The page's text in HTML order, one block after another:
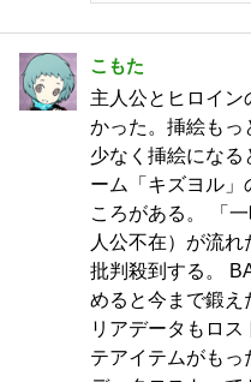
こもた
主人公とヒロイン
かった。挿絵もっ
少なく挿絵にな
ーム「キズヨル」
ころがある。 「
人公不在）が流
批判殺到する。
めると今まで鍛え
リアデータもロ
テアイテムがもっ